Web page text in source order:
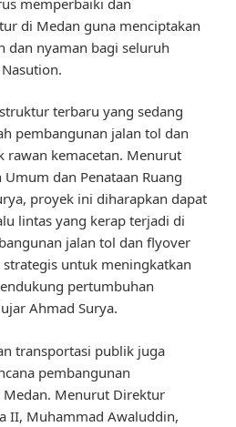
di Medan guna menciptakan
dan nyaman bagi seluruh
terbaru yang sedang
pembangunan jalan tol dan
rawan kemacetan. Menurut
Umum dan Penataan Ruang
proyek ini diharapkan dapat
lintas yang kerap terjadi di
jalan tol dan flyover
untuk meningkatkan
pertumbuhan
Ahmad Surya.
transportasi publik juga
pembangunan
Menurut Direktur
II, Muhammad Awaluddin,